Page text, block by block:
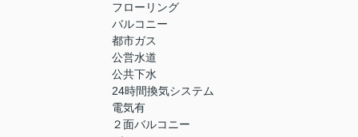
フローリング
バルコニー
都市ガス
公営水道
公共下水
24時間換気システム
電気有
２面バルコニー